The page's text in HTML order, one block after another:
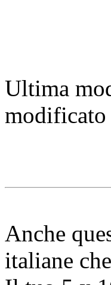
Ultima
Anche
italiane